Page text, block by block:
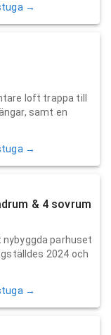
→
loft trappa till
samt en
→
& 4 sovrum
parhuset
2024 och
→